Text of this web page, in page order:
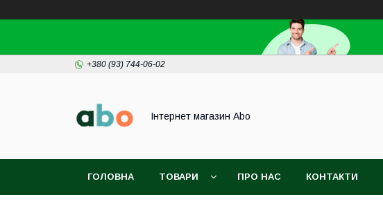
+380 (93) 744-06-02
Інтернет магазин Abo
ГОЛОВНА ТОВАРИ ПРО НАС КОНТАКТИ